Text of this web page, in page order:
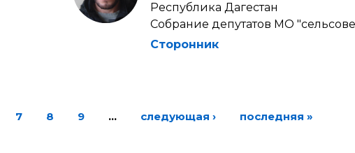
Республика Дагестан
Собрание депутатов МО
Сторонник
7 8 9 … следующая › последняя »